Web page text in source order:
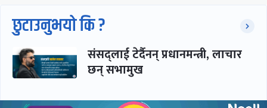
छुटाउनुभयो कि ?
संसद्लाई टेर्दैनन् प्रधानमन्त्री, लाचार
छन् सभामुख